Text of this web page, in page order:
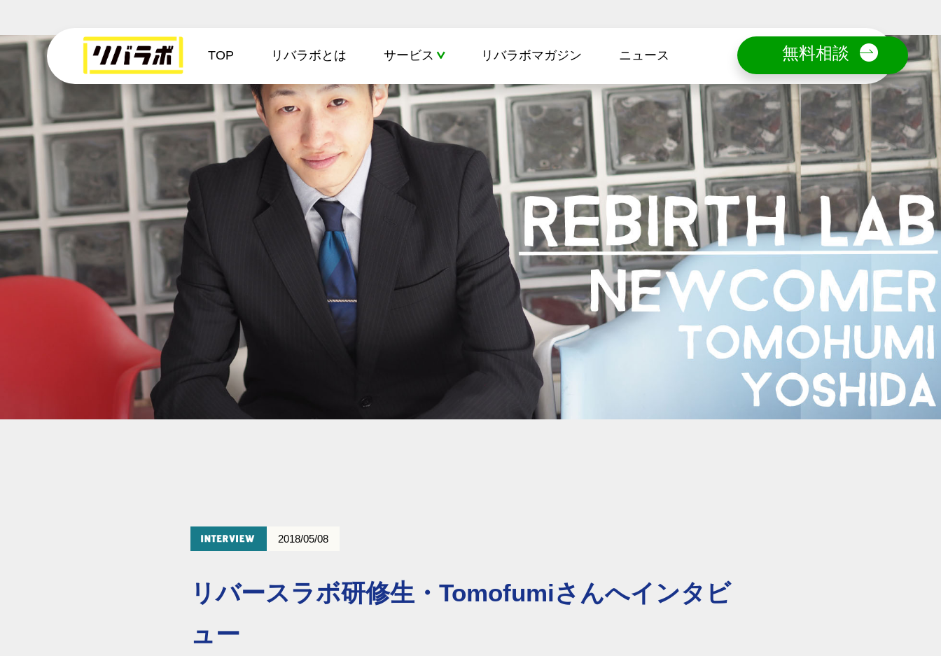
TOP リバラボとは サービス リバラボマガジン ニュース 無料相談
2018/05/08
リバースラボ研修生・Tomofumiさんへインタビ
ュー